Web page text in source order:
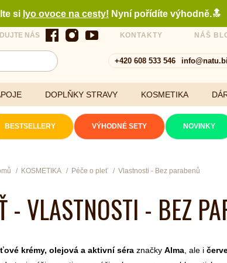
si lyo ovoce na cesty! Nyní pořídíte výhodně.🔝
NÁS KONTAKTY NÁŠ
+420 608 533 546
Cereálie a vločky
DOPLŇKY STRAVY KOSMETIKA
BESTSELLERY VÝHODNÉ SETY NOVINKY
KOSMETIKA Péče o pleť Vlastnosti - Bez parabenů
- VLASTNOSTI - BEZ
krémy, olejová a aktivní séra značky Alma , ale i